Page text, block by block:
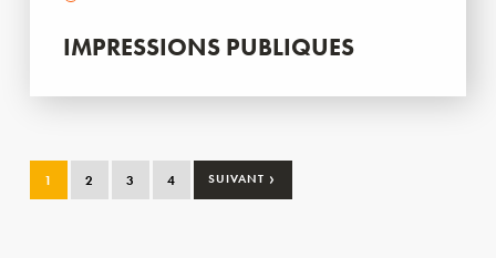
IMPRESSIONS PUBLIQUES
1 2 3 4 SUIVANT ›